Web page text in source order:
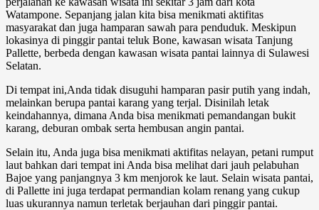
Watampone. Sepanjang jalan kita bisa menikmati aktifitas
masyarakat dan juga hamparan sawah para penduduk. Meskipun
lokasinya di pinggir pantai teluk Bone, kawasan wisata Tanjung
Pallette, berbeda dengan kawasan wisata pantai lainnya di Sulawesi
Selatan.
Di tempat ini,Anda tidak disuguhi hamparan pasir putih yang indah,
melainkan berupa pantai karang yang terjal. Disinilah letak
keindahannya, dimana Anda bisa menikmati pemandangan bukit
karang, deburan ombak serta hembusan angin pantai.
Selain itu, Anda juga bisa menikmati aktifitas nelayan, petani rumput
laut bahkan dari tempat ini Anda bisa melihat dari jauh pelabuhan
Bajoe yang panjangnya 3 km menjorok ke laut. Selain wisata pantai,
di Pallette ini juga terdapat permandian kolam renang yang cukup
luas ukurannya namun terletak berjauhan dari pinggir pantai.